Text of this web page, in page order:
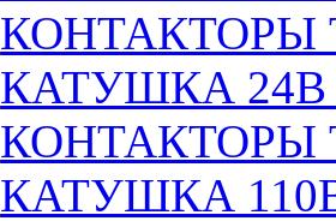
КОНТАКТОРЫ
КАТУШКА 24В
КОНТАКТОРЫ
КАТУШКА